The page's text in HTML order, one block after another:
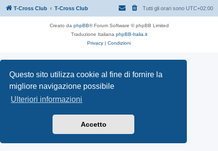
Questo sito utilizza cookie al fine di fornire la
migliore navigazione possibile
Ulteriori informazioni
Accetto
T-Cross Club T-Cross Club Tutti gli orari sono UTC+02:00
Creato da phpBB® Forum Software © phpBB Limited
Traduzione Italiana phpBB-Italia.it
Privacy | Condizioni